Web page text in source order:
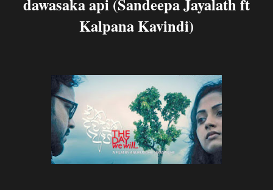
dawasaka api (Sandeepa Jayalath ft
Kalpana Kavindi)